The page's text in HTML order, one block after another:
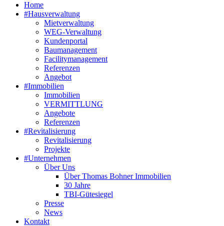
Home
#Hausverwaltung
Mietverwaltung
WEG-Verwaltung
Kundenportal
Baumanagement
Facilitymanagement
Referenzen
Angebot
#Immobilien
Immobilien
VERMITTLUNG
Angebote
Referenzen
#Revitalisierung
Revitalisierung
Projekte
#Unternehmen
Über Uns
Über Thomas Bohner Immobilien
30 Jahre
TBI-Gütesiegel
Presse
News
Kontakt